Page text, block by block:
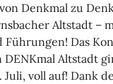
Denkmal zu
Altstadt –
Führungen! Das
Altstadt
Juli, voll auf! Dank